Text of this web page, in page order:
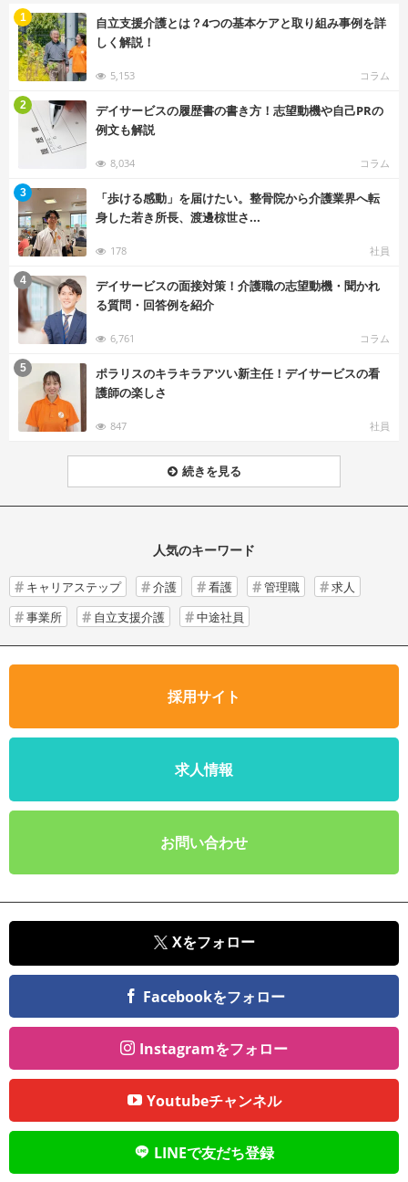
自立支援介護とは？4つの基本ケアと取り組み事例を詳
しく解説！
5,153 コラム
1
デイサービスの履歴書の書き方！志望動機や自己PRの
例文も解説
8,034 コラム
2
「歩ける感動」を届けたい。整骨院から介護業界へ転
身した若き所長、渡邊椋世さ...
178 社員
3
デイサービスの面接対策！介護職の志望動機・聞かれ
る質問・回答例を紹介
6,761 コラム
4
ポラリスのキラキラアツい新主任！デイサービスの看
護師の楽しさ
847 社員
5
続きを見る
人気のキーワード
キャリアステップ 介護 看護 管理職
求人
事業所
自立支援介護 中途社員
採用サイト
求人情報
お問い合わせ
Xをフォロー
Facebookをフォロー
Instagramをフォロー
Youtubeチャンネル
LINEで友だち登録